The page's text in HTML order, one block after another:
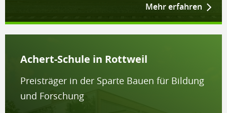
Mehr erfahren
Achert-Schule in Rottweil
Preisträger in der Sparte Bauen für Bildung
und Forschung